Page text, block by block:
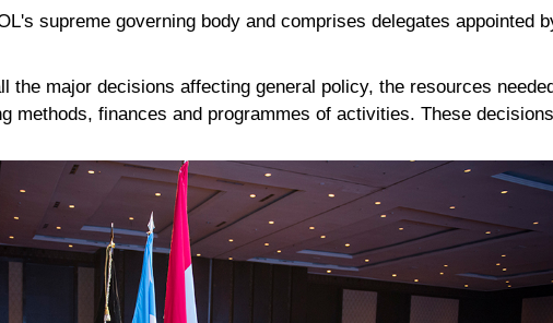
supreme governing body and comprises delegates appointed
the major decisions affecting general policy, the resources
methods, finances and programmes of activities. These